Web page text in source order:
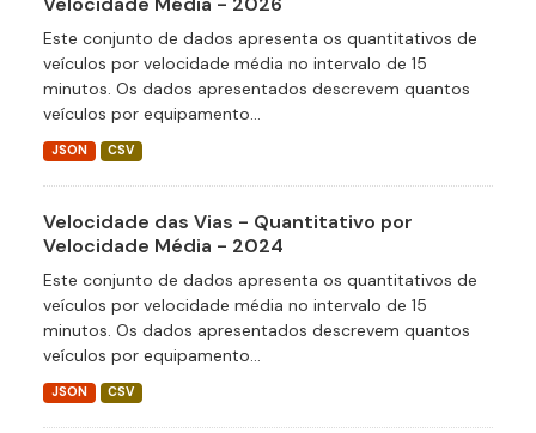
Este conjunto de dados apresenta os quantitativos de
veículos por velocidade média no intervalo de 15
minutos. Os dados apresentados descrevem quantos
veículos por equipamento...
JSON CSV
Velocidade das Vias - Quantitativo por
Velocidade Média - 2024
Este conjunto de dados apresenta os quantitativos de
veículos por velocidade média no intervalo de 15
minutos. Os dados apresentados descrevem quantos
veículos por equipamento...
JSON CSV